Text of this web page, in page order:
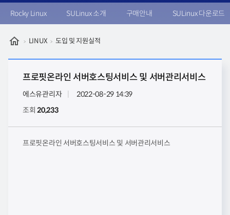
Rocky Linux SULinux 소개 구매안내 SULinux 다운로드
LINUX 도입 및 지원실적
프로핏온라인 서버호스팅서비스 및 서버관리서비스
에스유관리자
2022-08-29 14:39
조회20,233
프로핏온라인 서버호스팅서비스 및 서버관리서비스